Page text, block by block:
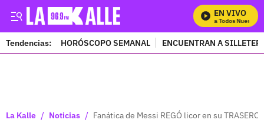
EN VIVO
Mira Todos Nuestros
Tendencias: HORÓSCOPO SEMANAL ENCUENTRAN A
La Kalle / Noticias / Fanática de Messi REGÓ licor en su